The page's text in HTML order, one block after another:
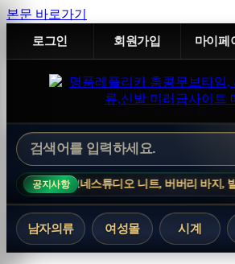
본문 바로가기
로그인 회원가입 마이페
공지사항
스튜디오 니트, 버버리 바지, 발렌시아가 청바
남자의류 여성몰 시계